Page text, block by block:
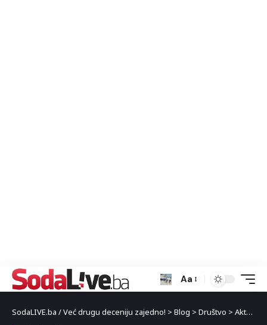
Aa
SodaLIVE.ba / Već drugu deceniju zajedno! > Blog > Društvo > Aktuelnosti